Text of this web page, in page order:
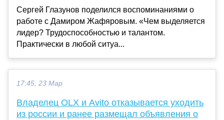
Сергей Глазунов поделился воспоминаниями о
работе с Дамиром Жафяровым. «Чем выделяется
лидер? Трудоспособностью и талантом.
Практически в любой ситуа...
17:45, 23 Мар
Владелец OLX и Avito отказывается уходить
из россии и ранее размещал объявления о